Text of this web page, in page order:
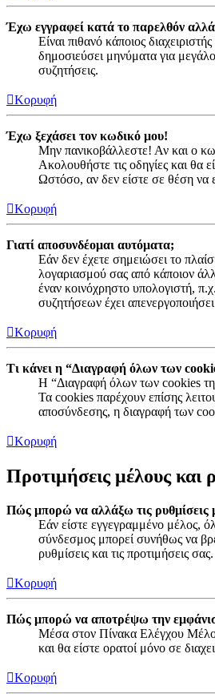
Έχω εγγραφεί κατά το παρελθόν
Είναι πιθανό κάποιος
δημοσιεύσει μηνύματα για
συζητήσεις.
Κορυφή
Έχω ξεχάσει τον κωδικό μου!
Μην πανικοβάλλεστε! Αν και ο
Ακολουθήστε τις οδηγίες και θα
Ωστόσο, αν δεν είστε σε θέση να
Κορυφή
Γιατί αποσυνδέομαι αυτόματα;
Εάν δεν έχετε σημειώσει το
λογαριασμού σας από κάποιον
έναν κοινόχρηστο υπολογιστή,
συζητήσεων έχει
Κορυφή
Τι κάνει η “Διαγραφή όλων των
Η “Διαγραφή όλων των cookies
Τα cookies παρέχουν επίσης
αποσύνδεσης, η διαγραφή των
Κορυφή
Προτιμήσεις μέλους και
Πώς μπορώ να αλλάξω τις ρυθμίσεις
Εάν είστε εγγεγραμμένο μέλος,
σύνδεσμος μπορεί συνήθως να
ρυθμίσεις και τις προτιμήσεις σας.
Κορυφή
Πώς μπορώ να αποτρέψω την
Μέσα στον Πίνακα Ελέγχου
και θα είστε ορατοί μόνο σε
Κορυφή